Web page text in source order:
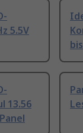
5.5V
13.56